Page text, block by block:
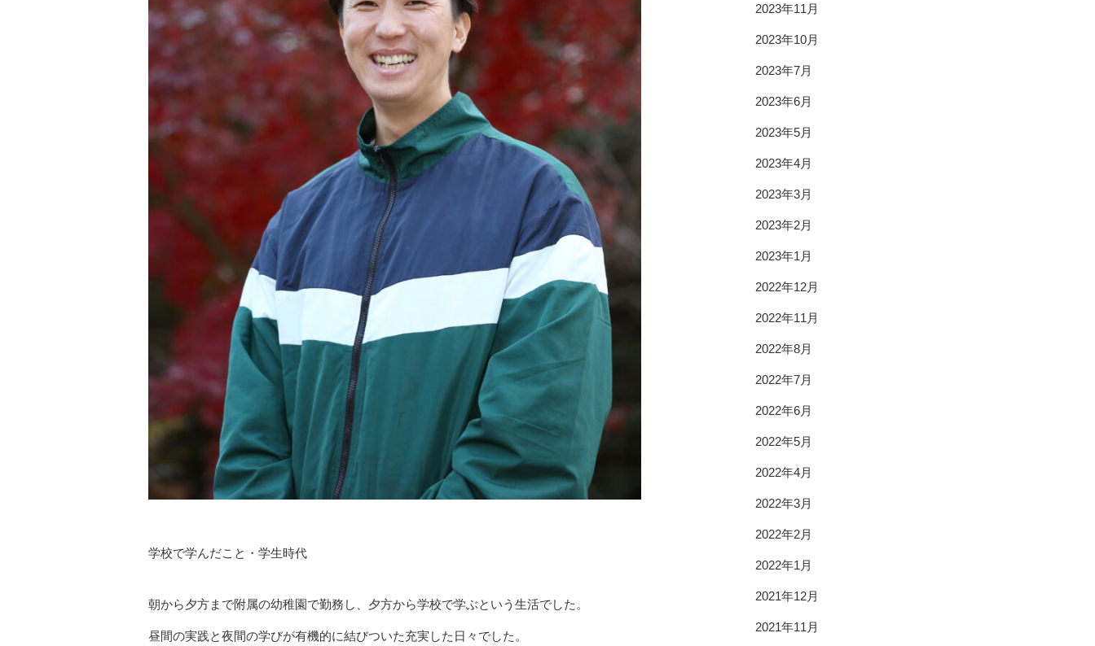
学校で学んだこと・学生時代
朝から夕方まで附属の幼稚園で勤務し、夕方から学校で学ぶという生活でした。
昼間の実践と夜間の学びが有機的に結びついた充実した日々でした。
2023年11月
2023年10月
2023年7月
2023年6月
2023年5月
2023年4月
2023年3月
2023年2月
2023年1月
2022年12月
2022年11月
2022年8月
2022年7月
2022年6月
2022年5月
2022年4月
2022年3月
2022年2月
2022年1月
2021年12月
2021年11月